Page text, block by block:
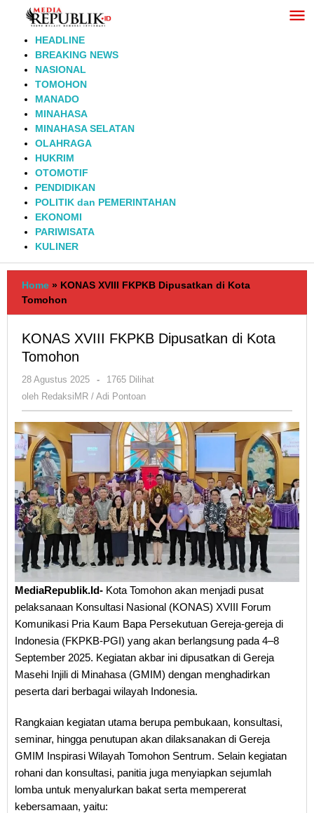
Lewati
HEADLINE
BREAKING NEWS
NASIONAL
TOMOHON
MANADO
MINAHASA
MINAHASA SELATAN
OLAHRAGA
HUKRIM
OTOMOTIF
PENDIDIKAN
POLITIK dan PEMERINTAHAN
EKONOMI
PARIWISATA
KULINER
Home » KONAS XVIII FKPKB Dipusatkan di Kota
Tomohon
KONAS XVIII FKPKB Dipusatkan di Kota
Tomohon
28 Agustus 2025
oleh
RedaksiMR
Pontoan
-
1765 Dilihat
oleh RedaksiMR / Adi Pontoan
MediaRepublik.Id- Kota Tomohon akan menjadi pusat
pelaksanaan Konsultasi Nasional (KONAS) XVIII Forum
Komunikasi Pria Kaum Bapa Persekutuan Gereja-gereja di
Indonesia (FKPKB-PGI) yang akan berlangsung pada 4–8
September 2025. Kegiatan akbar ini dipusatkan di Gereja
Masehi Injili di Minahasa (GMIM) dengan menghadirkan
peserta dari berbagai wilayah Indonesia.
Rangkaian kegiatan utama berupa pembukaan, konsultasi,
seminar, hingga penutupan akan dilaksanakan di Gereja
GMIM Inspirasi Wilayah Tomohon Sentrum. Selain kegiatan
rohani dan konsultasi, panitia juga menyiapkan sejumlah
lomba untuk menyalurkan bakat serta mempererat
kebersamaan, yaitu: